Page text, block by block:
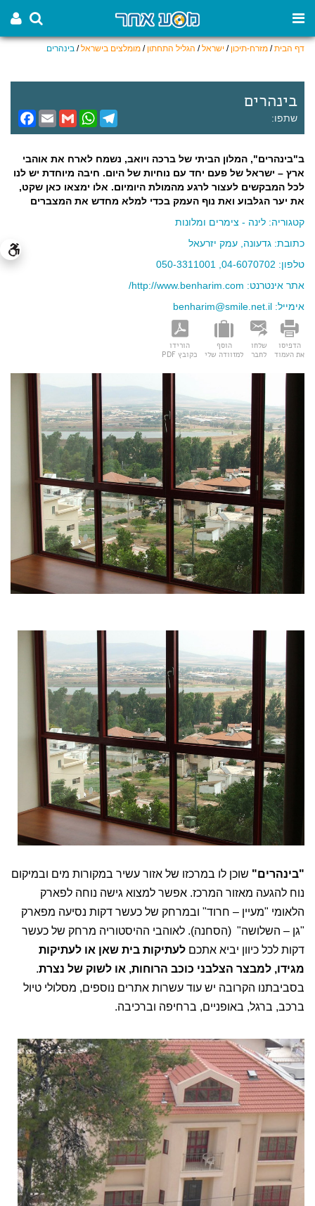
דף הבית/ מזרח-תיכון / ישראל/ הגליל התחתון / מומלצים בישראל/ בינהרים
בינהרים
שתפו:
F
a
c
b
o
o
k
E
m
a
l
G
m
a
l
W
h
a
s
A
p
p
T
e
l
g
r
a
m
ב"בינהרים", המלון הביתי של ברכה ויואב, נשמח לארח את אוהבי
ארץ – ישראל של פעם יחד עם נוחיות של היום. חיבה מיוחדת יש לנו
לכל המבקשים לעצור לרגע מהמולת היומיום. אלו ימצאו כאן שקט,
את יער הגלבוע ואת נוף העמק בכדי למלא מחדש את המצברים
קטגוריה: לינה - צימרים ומלונות
כתובת: גדעונה, עמק יזרעאל
טלפון: 04-6070702, 050-3311001
אתר אינטרנט: http://www.benharim.com/
אימייל: benharim@smile.net.il
הדפיסו
את העמוד
שלחו
לחבר
הוסף
למזוודה שלי
הורידו
כקובץ PDF
"בינהרים" שוכן לו במרכזו של אזור עשיר במקורות מים ובמיקום
נוח להגעה מאזור המרכז. אפשר למצוא גישה נוחה לפארק
הלאומי "מעיין – חרוד" ובמרחק של כעשר דקות נסיעה מפארק
"גן – השלושה" (הסחנה). לאוהבי ההיסטוריה מרחק של כעשר
דקות לכל כיוון יביא אתכם לעתיקות בית שאן או לעתיקות
מגידו, למבצר הצלבני כוכב הרוחות, או לשוק של נצרת.
בסביבתנו הקרובה יש עוד עשרות אתרים נוספים, מסלולי טיול
ברכב, ברגל, באופניים, ברחיפה וברכיבה.